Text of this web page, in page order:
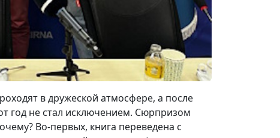
в дружеской атмосфере, а после
год не стал исключением. Сюрпризом
Во-первых, книга переведена с